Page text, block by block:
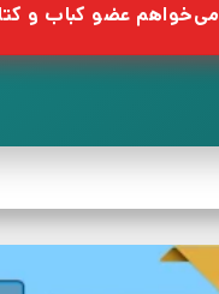
می‌خواهم عضو کباب و